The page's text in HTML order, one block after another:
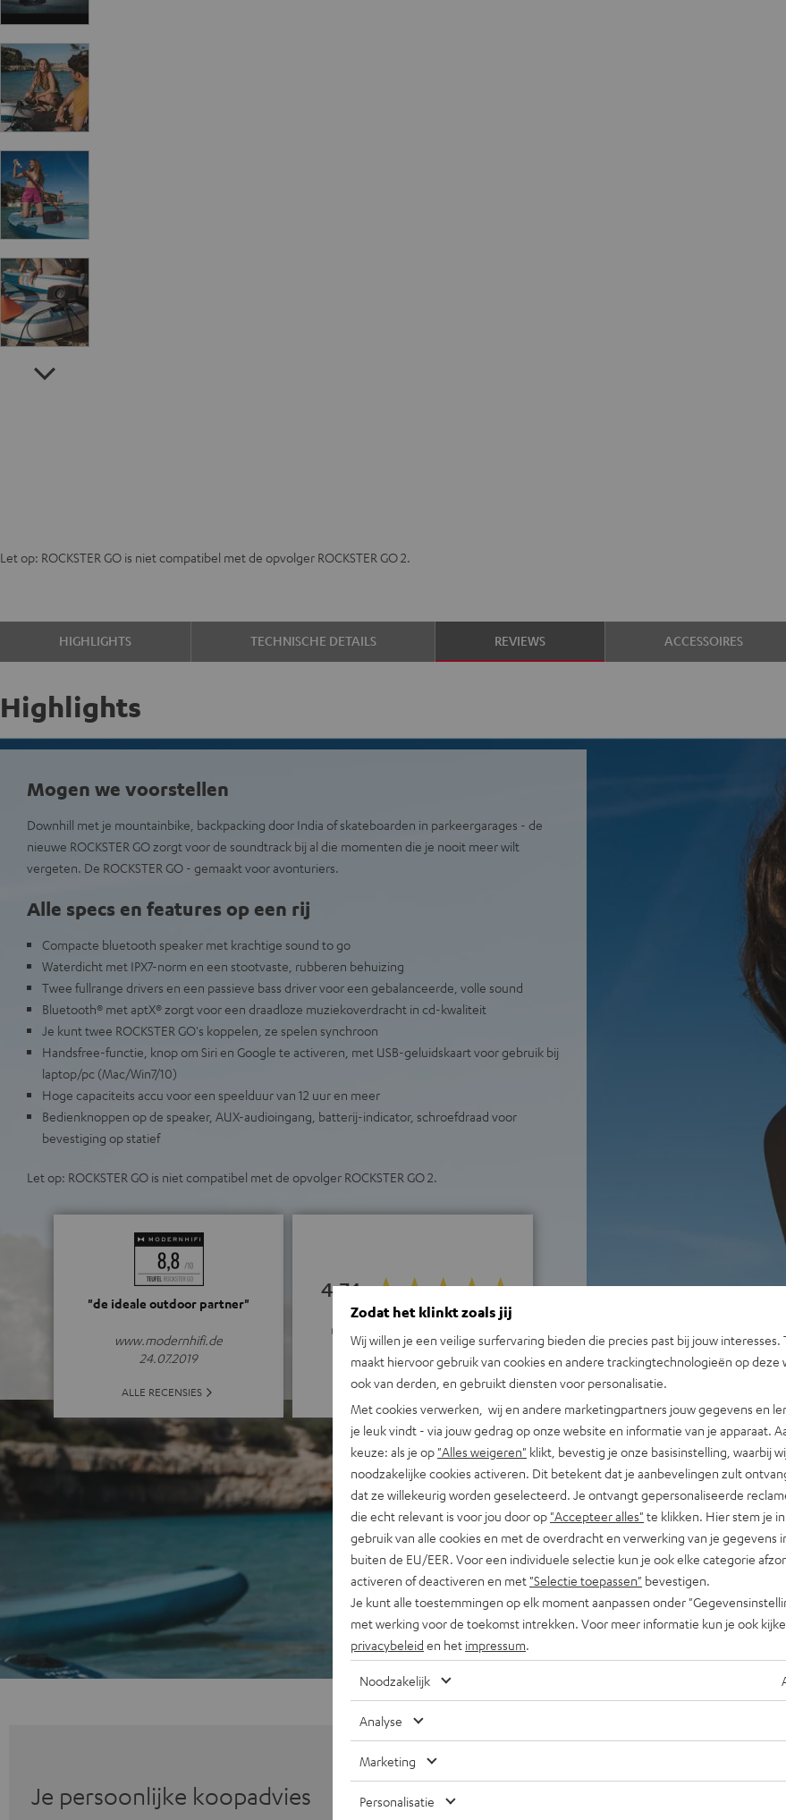
Let op: ROCKSTER GO is niet compatibel met de opvolger ROCKSTER GO 2.
HIGHLIGHTS TECHNISCHE DETAILS REVIEWS ACCESSOIRES
Highlights
Mogen we voorstellen
Downhill met je mountainbike, backpacking door India of skateboarden in parkeergarages - de
nieuwe ROCKSTER GO zorgt voor de soundtrack bij al die momenten die je nooit meer wilt
vergeten. De ROCKSTER GO - gemaakt voor avonturiers.
Alle specs en features op een rij
Compacte bluetooth speaker met krachtige sound to go
Waterdicht met IPX7-norm en een stootvaste, rubberen behuizing
Twee fullrange drivers en een passieve bass driver voor een gebalanceerde, volle sound
Bluetooth® met aptX® zorgt voor een draadloze muziekoverdracht in cd-kwaliteit
Je kunt twee ROCKSTER GO's koppelen, ze spelen synchroon
Handsfree-functie, knop om Siri en Google te activeren, met USB-geluidskaart voor gebruik bij
laptop/pc (Mac/Win7/10)
Hoge capaciteits accu voor een speelduur van 12 uur en meer
Bedienknoppen op de speaker, AUX-audioingang, batterij-indicator, schroefdraad voor
bevestiging op statief
Let op: ROCKSTER GO is niet compatibel met de opvolger ROCKSTER GO 2.
"de ideale outdoor partner"
www.modernhifi.de
24.07.2019
ALLE RECENSIES
4.74
(4.74 van 5 bij 1313 beoordelingen)
Je persoonlijke koopadvies
Zodat het klinkt zoals jij
Wij willen je een veilige surfervaring bieden die precies past bij jouw interesses.
maakt hiervoor gebruik van cookies en andere trackingtechnologieën op deze
ook van derden, en gebruikt diensten voor personalisatie.
Met cookies verwerken, wij en andere marketingpartners jouw gegevens en
je leuk vindt - via jouw gedrag op onze website en informatie van je apparaat.
keuze: als je op "Alles weigeren" klikt, bevestig je onze basisinstelling, waarbij
noodzakelijke cookies activeren. Dit betekent dat je aanbevelingen zult
dat ze willekeurig worden geselecteerd. Je ontvangt gepersonaliseerde
die echt relevant is voor jou door op "Accepteer alles" te klikken. Hier stem je
gebruik van alle cookies en met de overdracht en verwerking van je gegevens
buiten de EU/EER. Voor een individuele selectie kun je ook elke categorie
activeren of deactiveren en met "Selectie toepassen" bevestigen.
Je kunt alle toestemmingen op elk moment aanpassen onder
met werking voor de toekomst intrekken. Voor meer informatie kun je ook
privacybeleid en het impressum
Noodzakelijk
Analyse
Marketing
Personalisatie